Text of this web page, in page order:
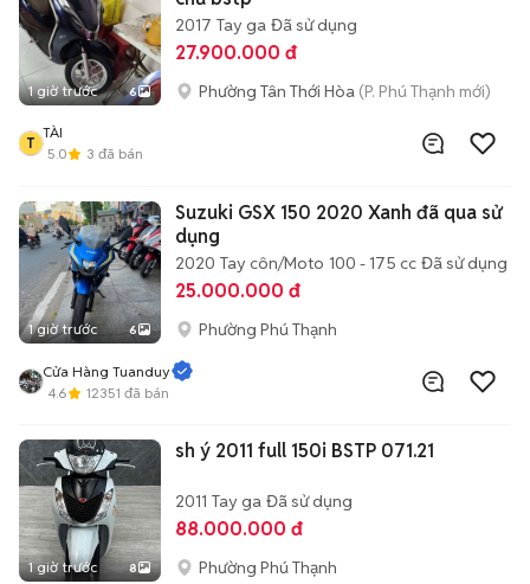
1 giờ trước 6
2017 Tay ga Đã sử dụng
27.900.000 đ
Phường Tân Thới Hòa (P. Phú Thạnh mới)
T
TÀI
5.0
3 đã bán
1 giờ trước 6
Suzuki GSX 150 2020 Xanh đã qua sử
dụng
2020 Tay côn/Moto 100 - 175 cc Đã sử dụng
25.000.000 đ
Phường Phú Thạnh
Cửa Hàng Tuanduy
4.6
12351 đã bán
1 giờ trước 8
sh ý 2011 full 150i BSTP 071.21
2011 Tay ga Đã sử dụng
88.000.000 đ
Phường Phú Thạnh